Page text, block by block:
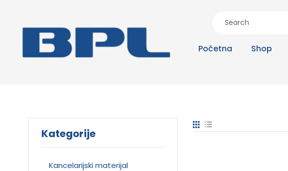
Početna Shop
Kategorije
Kancelarijski materijal